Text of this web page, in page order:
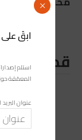
قد يعجبك
ابقَ على
استلم
المعمّقة
عنوان البريد
×